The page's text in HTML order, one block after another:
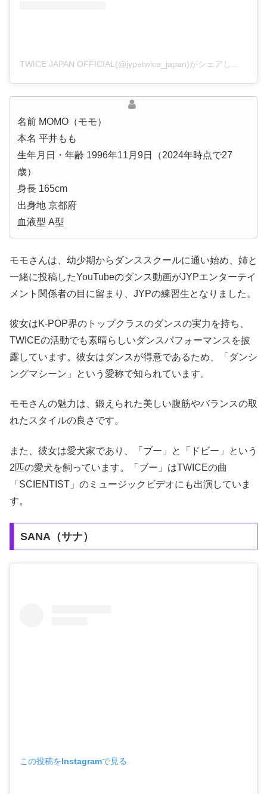
名前 MOMO（モモ）
本名 平井もも
生年月日・年齢 1996年11月9日（2024年時点で27
歳）
身長 165cm
出身地 京都府
血液型 A型
モモさんは、幼少期からダンススクールに通い始め、姉と
一緒に投稿したYouTubeのダンス動画がJYPエンターテイ
メント関係者の目に留まり、JYPの練習生となりました。
彼女はK-POP界のトップクラスのダンスの実力を持ち、
TWICEの活動でも素晴らしいダンスパフォーマンスを披
露しています。彼女はダンスが得意であるため、「ダンシ
ングマシーン」という愛称で知られています。
モモさんの魅力は、鍛えられた美しい腹筋やバランスの取
れたスタイルの良さです。
また、彼女は愛犬家であり、「ブー」と「ドビー」という
2匹の愛犬を飼っています。「ブー」はTWICEの曲
「SCIENTIST」のミュージックビデオにも出演していま
す。
SANA（サナ）
この投稿をInstagramで見る